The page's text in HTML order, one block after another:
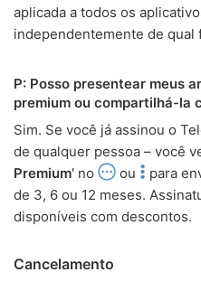
aplicada a todos os
independentemente de qual
P: Posso presentear meus
premium ou compartilhá-la
Sim. Se você já assinou o
de qualquer pessoa – você
Premium' no ou
para
de 3, 6 ou 12 meses.
disponíveis com descontos.
Cancelamento